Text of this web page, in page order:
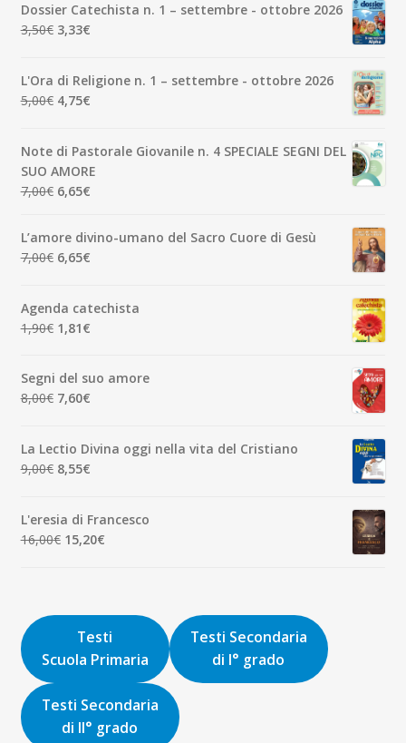
Dossier Catechista n. 1 – settembre - ottobre 2026
3,50€ Il
era:
3,50€.
3,33€Il
è:
3,33€.
L'Ora di Religione n. 1 – settembre - ottobre 2026
5,00€ Il
era:
5,00€.
4,75€Il
è:
4,75€.
Note di Pastorale Giovanile n. 4 SPECIALE SEGNI DEL
SUO AMORE
7,00€ Il
originale
era:
7,00€.
6,65€Il
attuale
è:
L’amore divino-umano del Sacro Cuore di Gesù
7,00€ Il
era:
7,00€.
6,65€Il
è:
6,65€.
Agenda catechista
1,90€ Il
era:
1,90€.
1,81€Il
è:
1,81€.
Segni del suo amore
8,00€ Il
era:
8,00€.
7,60€Il
è:
7,60€.
La Lectio Divina oggi nella vita del Cristiano
9,00€ Il
era:
9,00€.
8,55€Il
è:
8,55€.
L'eresia di Francesco
16,00€ Il
16,00€.
15,20€Il
15,20€.
Testi
Scuola Primaria
Testi Secondaria
di I° grado
Testi Secondaria
di II° grado